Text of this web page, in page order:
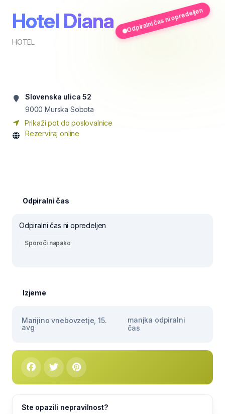
Hotel Diana
HOTEL
Odpiralni čas ni opredeljen
Slovenska ulica 52
9000 Murska Sobota
Prikaži pot do poslovalnice
Rezerviraj online
Odpiralni čas
Odpiralni čas ni opredeljen
Sporoči napako
Izjeme
Marijino vnebovzetje, 15.
avg
manjka odpiralni
čas
Ste opazili nepravilnost?